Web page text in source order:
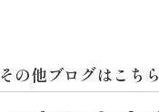
その他ブログはこちら